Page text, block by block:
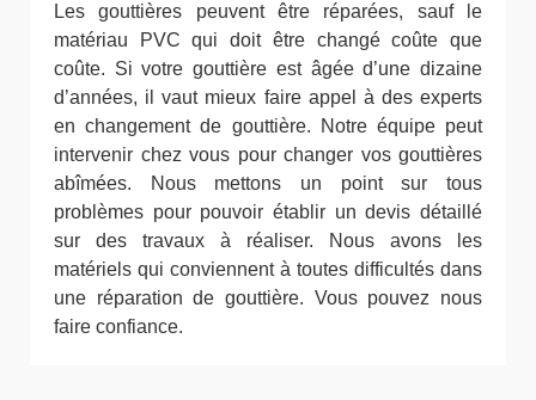
Les gouttières peuvent être réparées, sauf le
matériau PVC qui doit être changé coûte que
coûte. Si votre gouttière est âgée d’une dizaine
d’années, il vaut mieux faire appel à des experts
en changement de gouttière. Notre équipe peut
intervenir chez vous pour changer vos gouttières
abîmées. Nous mettons un point sur tous
problèmes pour pouvoir établir un devis détaillé
sur des travaux à réaliser. Nous avons les
matériels qui conviennent à toutes difficultés dans
une réparation de gouttière. Vous pouvez nous
faire confiance.